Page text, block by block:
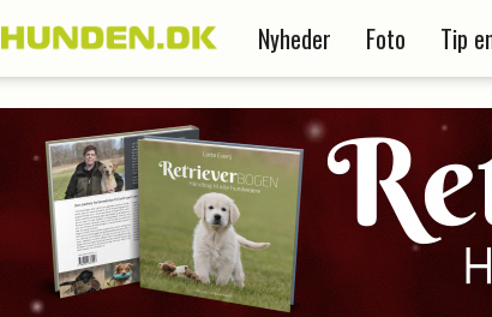
Nyheder Foto Tip